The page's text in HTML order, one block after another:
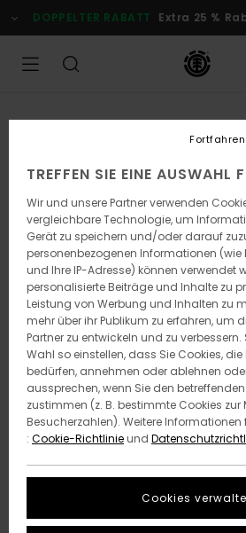
zur
Produktinformation
DOPPELTER RABATT Extra 25 %
TREFFEN SIE EINE AUSWAHL
Wir und unsere Partner verwenden
vergleichbare Technologie, um
Gerät zu speichern und/oder darauf
personenbezogenen Informationen (wie
und Ihre IP-Adresse) können verwendet
personalisierte Beiträge und Inhalte zu
Leistung von Werbung und Inhalten zu
mehr über ihr Publikum zu erfahren, um
Partner zu entwickeln und zu verbessern.
Wahl so einstellen, dass Sie Cookies,
bedürfen, annehmen oder ablehnen
aussprechen, wenn Sie den
zustimmen (z. B. bestimmte Cookies zur
Besucherzahlen). Weitere Informationen
: Cookie-Richtlinieund
Cookies